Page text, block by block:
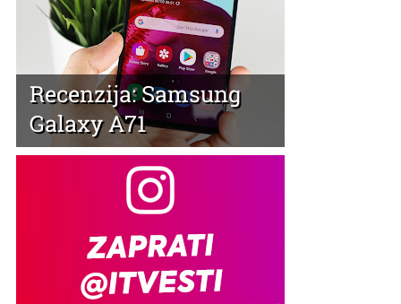
Recenzija: Samsung
Galaxy A71